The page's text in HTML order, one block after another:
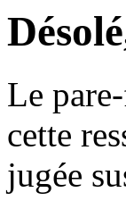
Le
cette
jugée